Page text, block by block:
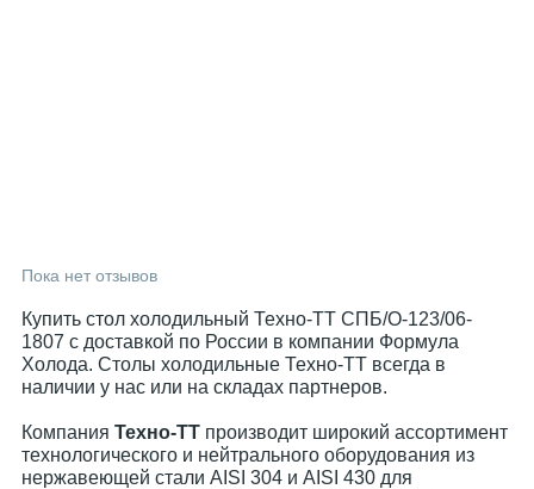
Пока нет отзывов
Купить стол холодильный Техно-ТТ СПБ/О-123/06-
1807 с доставкой по России в компании Формула
Холода. Столы холодильные Техно-ТТ всегда в
наличии у нас или на складах партнеров.
Компания Техно-ТТ производит широкий ассортимент
технологического и нейтрального оборудования из
нержавеющей стали AISI 304 и AISI 430 для